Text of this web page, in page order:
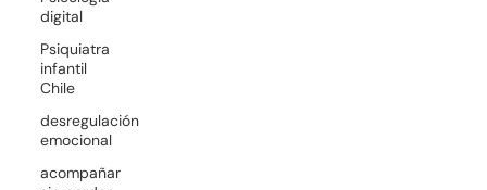
digital
Psiquiatra
infantil
Chile
desregulación
emocional
acompañar